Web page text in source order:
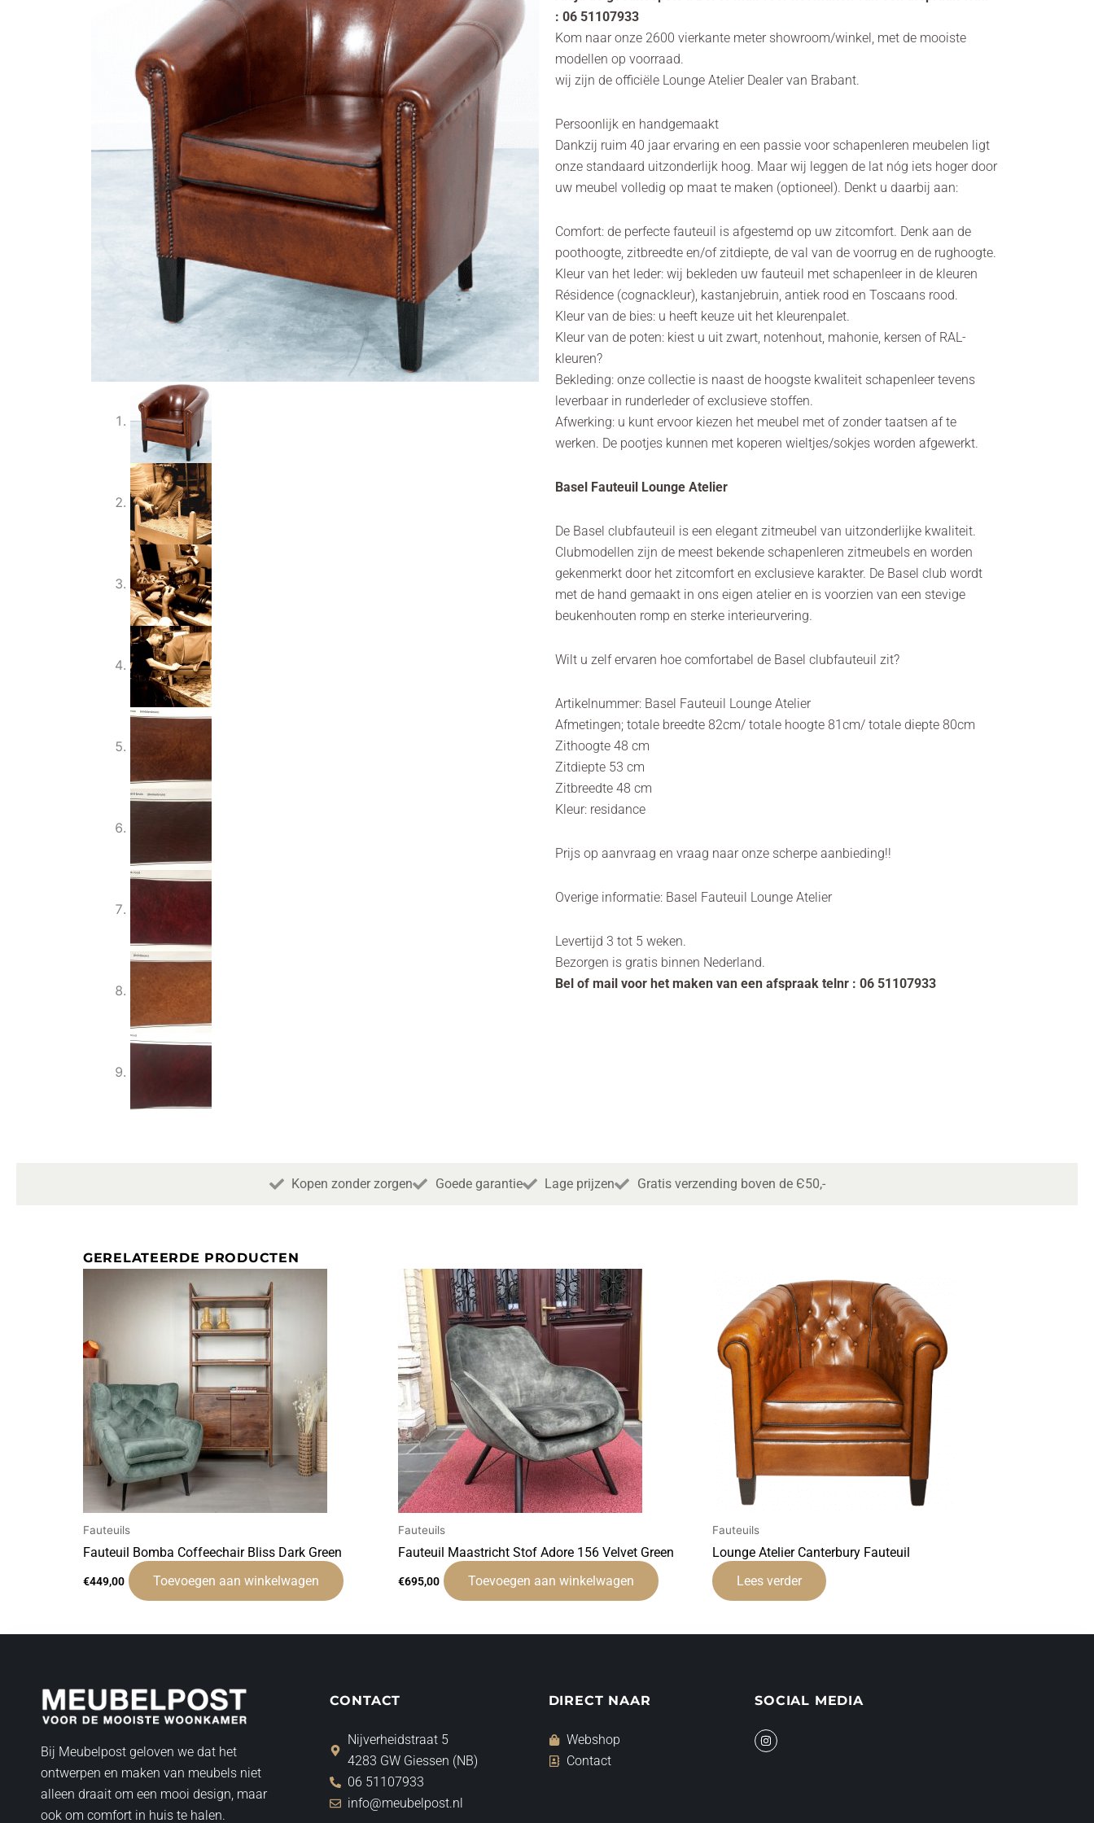
: 06 51107933
Kom naar onze 2600 vierkante meter showroom/winkel, met de mooiste
modellen op voorraad.
wij zijn de officiële Lounge Atelier Dealer van Brabant.
Persoonlijk en handgemaakt
Dankzij ruim 40 jaar ervaring en een passie voor schapenleren meubelen ligt
onze standaard uitzonderlijk hoog. Maar wij leggen de lat nóg iets hoger door
uw meubel volledig op maat te maken (optioneel). Denkt u daarbij aan:
Comfort: de perfecte fauteuil is afgestemd op uw zitcomfort. Denk aan de
poothoogte, zitbreedte en/of zitdiepte, de val van de voorrug en de rughoogte.
Kleur van het leder: wij bekleden uw fauteuil met schapenleer in de kleuren
Résidence (cognackleur), kastanjebruin, antiek rood en Toscaans rood.
Kleur van de bies: u heeft keuze uit het kleurenpalet.
Kleur van de poten: kiest u uit zwart, notenhout, mahonie, kersen of RAL-
kleuren?
Bekleding: onze collectie is naast de hoogste kwaliteit schapenleer tevens
leverbaar in runderleder of exclusieve stoffen.
Afwerking: u kunt ervoor kiezen het meubel met of zonder taatsen af te
werken. De pootjes kunnen met koperen wieltjes/sokjes worden afgewerkt.
Basel Fauteuil Lounge Atelier
De Basel clubfauteuil is een elegant zitmeubel van uitzonderlijke kwaliteit.
Clubmodellen zijn de meest bekende schapenleren zitmeubels en worden
gekenmerkt door het zitcomfort en exclusieve karakter. De Basel club wordt
met de hand gemaakt in ons eigen atelier en is voorzien van een stevige
beukenhouten romp en sterke interieurvering.
Wilt u zelf ervaren hoe comfortabel de Basel clubfauteuil zit?
Artikelnummer: Basel Fauteuil Lounge Atelier
Afmetingen; totale breedte 82cm/ totale hoogte 81cm/ totale diepte 80cm
Zithoogte 48 cm
Zitdiepte 53 cm
Zitbreedte 48 cm
Kleur: residance
Prijs op aanvraag en vraag naar onze scherpe aanbieding!!
Overige informatie: Basel Fauteuil Lounge Atelier
Levertijd 3 tot 5 weken.
Bezorgen is gratis binnen Nederland.
Bel of mail voor het maken van een afspraak telnr : 06 51107933
Kopen zonder zorgen Goede garantie Lage prijzen Gratis verzending boven de Є50,-
GERELATEERDE PRODUCTEN
Fauteuils
Fauteuil Bomba Coffeechair Bliss Dark Green
€449,00 Toevoegen aan winkelwagen
Fauteuils
Fauteuil Maastricht Stof Adore 156 Velvet Green
€695,00 Toevoegen aan winkelwagen
Fauteuils
Lounge Atelier Canterbury Fauteuil
Lees verder
Bij Meubelpost geloven we dat het
ontwerpen en maken van meubels niet
alleen draait om een mooi design, maar
ook om comfort in huis te halen.
CONTACT
Nijverheidstraat 5
4283 GW Giessen (NB)
06 51107933
info@meubelpost.nl
DIRECT NAAR
Webshop
Contact
SOCIAL MEDIA
I
n
s